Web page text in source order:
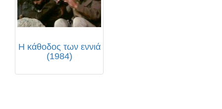
Η κάθοδος των εννιά
(1984)